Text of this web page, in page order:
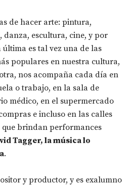
de hacer arte: pintura,
escultura, cine, y por
última es tal vez una de las
populares en nuestra cultura,
nos acompaña cada día en
o trabajo, en la sala de
médico, en el supermercado
e incluso en las calles
brindan performances
Tagger, la música lo
.
y productor, y es exalumno